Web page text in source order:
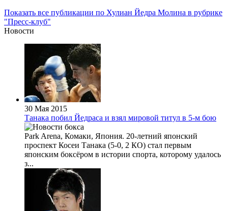
Показать все публикации по Хулиан Йедра Молина в рубрике
"Пресс-клуб"
Новости
30 Мая 2015
Танака побил Йедраса и взял мировой титул в 5-м бою
Park Arena, Комаки, Япония. 20-летний японский
проспект Косеи Танака (5-0, 2 КО) стал первым
японским боксёром в истории спорта, которому удалось
з...